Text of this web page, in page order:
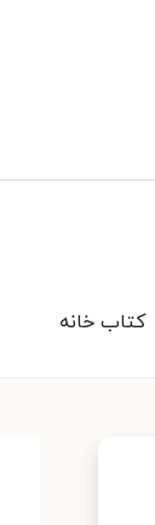
کتاب خانه